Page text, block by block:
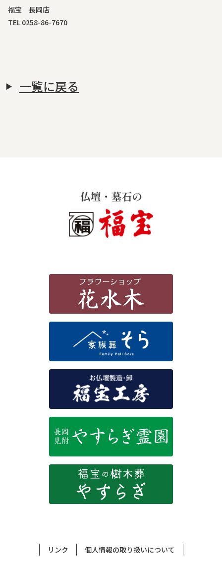
福宝 長岡店
TEL 0258-86-7670
一覧に戻る
リンク 個人情報の取り扱いについて